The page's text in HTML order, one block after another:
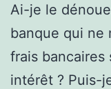
Ai-je le
banque qui ne
frais bancaires
intérêt ? Puis-